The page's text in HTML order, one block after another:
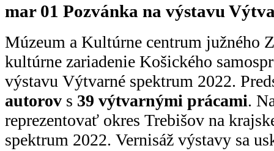
mar 01 Pozvánka na výstavu
Múzeum a Kultúrne centrum južného
kultúrne zariadenie Košického
výstavu Výtvarné spektrum 2022.
autorov s 39 výtvarnými prácami.
reprezentovať okres Trebišov na
spektrum 2022. Vernisáž výstavy sa